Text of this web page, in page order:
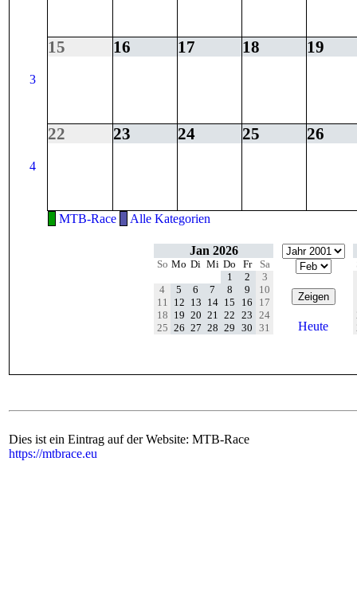
3
15 16 17 18 19
4
22 23 24 25 26
MTB-Race Alle Kategorien
Jan 2026
So Mo Di Mi Do Fr
Sa
1
2
3
4
5 6 7 8 9
10
11 12 13 14 15 16
17
18 19 20 21 22 23 24
25 26 27 28 29 30 31 Heute
Dies ist ein Eintrag auf der Website: MTB-Race
https://mtbrace.eu